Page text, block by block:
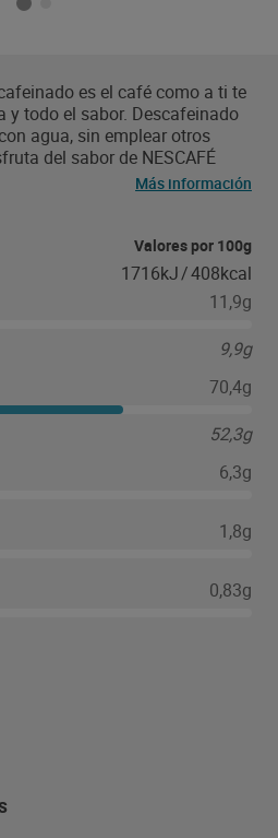
es el café como a ti te
y todo el sabor. Descafeinado
agua, sin emplear otros
del sabor de NESCAFÉ
en cualquier momento. Para su
Ayudamos a más de 1 millón
y producción de café de
comprometidos con la
con el desarrollo económico y
cafeteras.
Más información
Valores por 100g
1716kJ/408kcal
11,9g
9,9g
70,4g
52,3g
6,3g
1,8g
0,83g